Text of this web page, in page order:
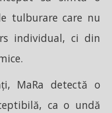
tulburare care nu
individual, ci din
MaRa detectă o
ca o undă